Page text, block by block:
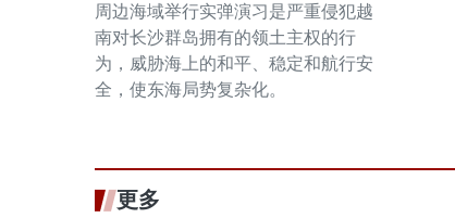
周边海域举行实弹演习是严重侵犯越
南对长沙群岛拥有的领土主权的行
为，威胁海上的和平、稳定和航行安
全，使东海局势复杂化。
更多